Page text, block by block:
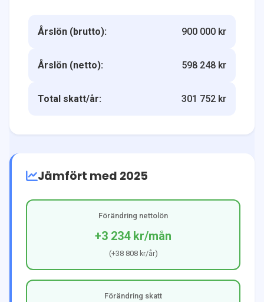
Årslön (brutto): 900 000 kr
Årslön (netto): 598 248 kr
Total skatt/år: 301 752 kr
Jämfört med 2025
Förändring nettolön
+3 234 kr/mån
(+38 808 kr/år)
Förändring skatt